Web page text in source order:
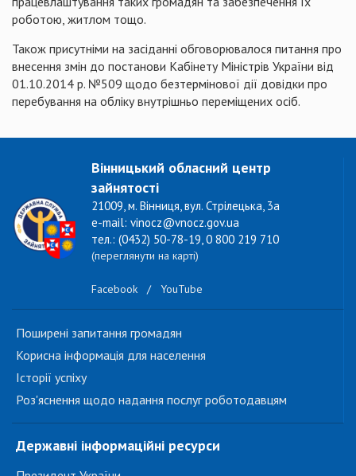
роботою, житлом тощо.
Також присутніми на засіданні обговорювалося питання про
внесення змін до постанови Кабінету Міністрів України від
01.10.2014 р. №509 щодо безтермінової дії довідки про
перебування на обліку внутрішньо переміщених осіб.
Вінницький обласний центр
зайнятості
21009, м. Вінниця, вул. Стрілецька, 3а
e-mail: vinocz@vnocz.gov.ua
тел.: (0432) 50-78-19, 0 800 219 710
(переглянути на карті)
Facebook / YouTube
Поширені запитання громадян
Корисна інформація для населення
Історії успіху
Роз'яснення щодо надання послуг роботодавцям
Державні інформаційні ресурси